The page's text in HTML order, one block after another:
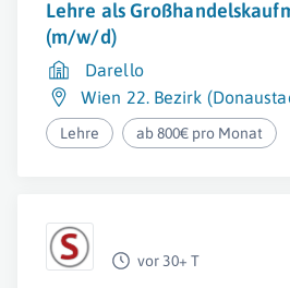
Lehre als
(m/w/d)
Darello
Wien 22. Bezirk
Lehre ab 800€ pro Monat
vor 30+ T